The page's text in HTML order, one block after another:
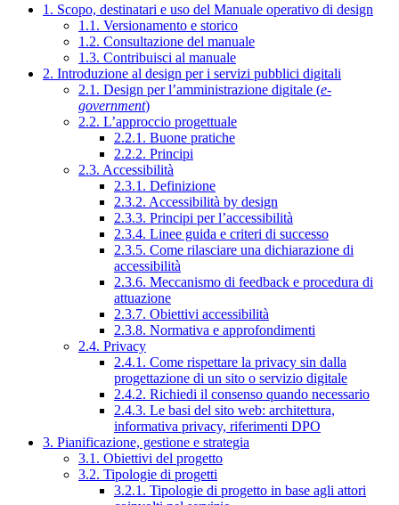
1. Scopo, destinatari e uso del Manuale operativo di design
1.1. Versionamento e storico
1.2. Consultazione del manuale
1.3. Contribuisci al manuale
2. Introduzione al design per i servizi pubblici digitali
2.1. Design per l’amministrazione digitale (e-
government)
2.2. L’approccio progettuale
2.2.1. Buone pratiche
2.2.2. Principi
2.3. Accessibilità
2.3.1. Definizione
2.3.2. Accessibilità by design
2.3.3. Principi per l’accessibilità
2.3.4. Linee guida e criteri di successo
2.3.5. Come rilasciare una dichiarazione di
accessibilità
2.3.6. Meccanismo di feedback e procedura di
attuazione
2.3.7. Obiettivi accessibilità
2.3.8. Normativa e approfondimenti
2.4. Privacy
2.4.1. Come rispettare la privacy sin dalla
progettazione di un sito o servizio digitale
2.4.2. Richiedi il consenso quando necessario
2.4.3. Le basi del sito web: architettura,
informativa privacy, riferimenti DPO
3. Pianificazione, gestione e strategia
3.1. Obiettivi del progetto
3.2. Tipologie di progetti
3.2.1. Tipologie di progetto in base agli attori